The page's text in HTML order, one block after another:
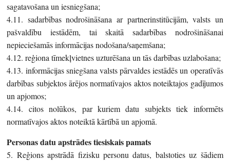
sagatavošana un iesniegšana;
4.11. sadarbības nodrošināšana ar partnerinstitūcijām, valsts un
pašvaldību iestādēm, tai skaitā sadarbības nodrošināšanai
nepieciešamās informācijas nodošana/saņemšana;
4.12. reģiona tīmekļvietnes uzturēšana un tās darbības uzlabošana;
4.13. informācijas sniegšana valsts pārvaldes iestādēs un operatīvās
darbības subjektos ārējos normatīvajos aktos noteiktajos gadījumos
un apjomos;
4.14. citos nolūkos, par kuriem datu subjekts tiek informēts
normatīvajos aktos noteiktā kārtībā un apjomā.
Personas datu apstrādes tiesiskais pamats
5. Reģions apstrādā fizisku personu datus, balstoties uz šādiem